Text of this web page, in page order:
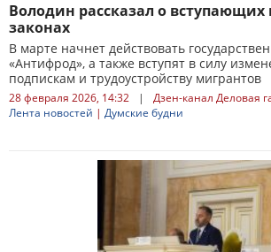
Володин рассказал о вступающих
законах
В марте начнет действовать
«Антифрод», а также вступят в силу
подпискам и трудоустройству мигрантов
28 февраля 2026, 14:32 |
Дзен-канал Деловая
Лента новостей | Думские будни